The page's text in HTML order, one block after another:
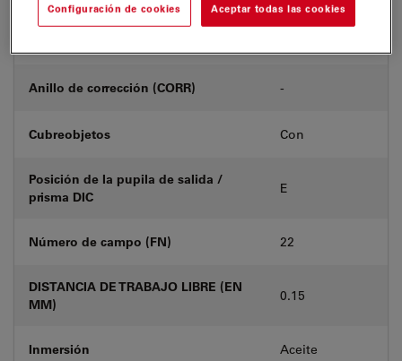
Anillo de corrección (CORR) -
Cubreobjetos Con
Posición de la pupila de salida /
prisma DIC
E
Número de campo (FN) 22
DISTANCIA DE TRABAJO LIBRE (EN
MM)
0.15
Inmersión Aceite
Configuración de cookies Aceptar todas las cookies